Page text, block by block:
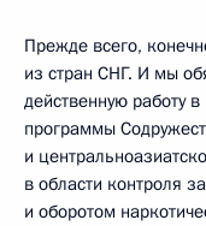
Прежде всего,
из стран СНГ. И мы
действенную работу
программы
и
в области контроля
и оборотом